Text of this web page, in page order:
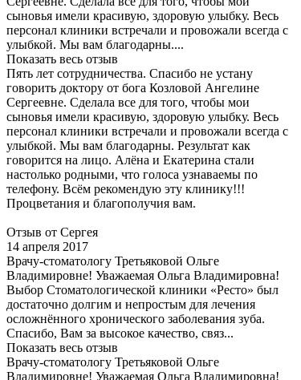
сыновья имели красивую, здоровую улыбку. Весь
персонал клиники встречали и провожали всегда с
улыбкой. Мы вам благодарны....
Показать весь отзыв
Пять лет сотрудничества. Спасибо не устану
говорить доктору от бога Козловой Ангелине
Сергеевне. Сделала все для того, чтобы мои
сыновья имели красивую, здоровую улыбку. Весь
персонал клиники встречали и провожали всегда с
улыбкой. Мы вам благодарны. Результат как
говорится на лицо. Алёна и Екатерина стали
настолько родными, что голоса узнаваемы по
телефону. Всём рекомендую эту клинику!!!
Процветания и благополучия вам.
Отзыв от Сергея
14 апреля 2017
Врачу-стоматологу Третьяковой Ольге
Владимировне! Уважаемая Ольга Владимировна!
Выбор Стоматологической клиники «Ресто» был
достаточно долгим и непростым для лечения
осложнённого хронического заболевания зуба.
Спасибо, Вам за высокое качество, связ...
Показать весь отзыв
Врачу-стоматологу Третьяковой Ольге
Владимировне! Уважаемая Ольга Владимировна!